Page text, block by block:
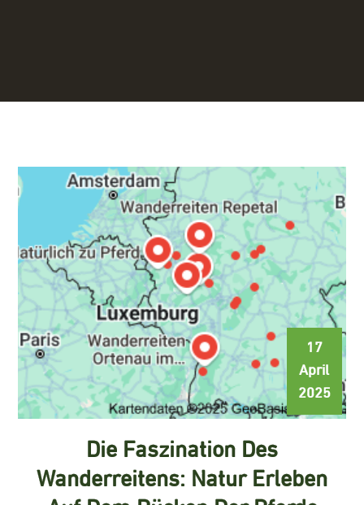
17
April
2025
Die Faszination Des
Wanderreitens: Natur Erleben